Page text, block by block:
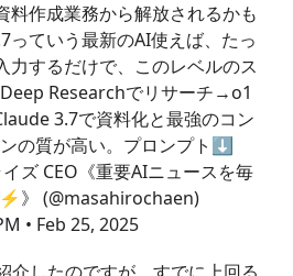
料作成業務から解放されるかも
っていう最新のAI使えば、たっ
力するだけで、このレベルのス
Researchでリサーチ→o1
3.7で資料化と最強のコン
の質が高い。プロンプト⬇️
ズ CEO《重要AIニュースを毎
》 (@masahirochaen)
• Feb 25, 2025